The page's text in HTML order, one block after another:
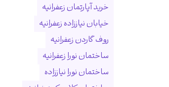
خرید آپارتمان زعفرانیه
خیابان نیاززاده زعفرانیه
روف گاردن زعفرانیه
ساختمان نورا زعفرانیه
ساختمان نورا نیاززاده